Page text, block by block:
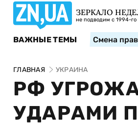
ЗЕРКАЛО
не подводим с 1994-го
ВАЖНЫЕ ТЕМЫ Смена
ГЛАВНАЯ УКРАИНА
РФ
УДАРАМИ